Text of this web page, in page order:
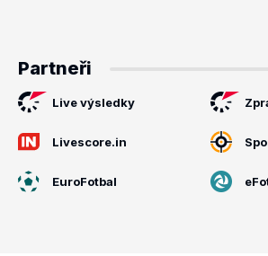
Partneři
Live výsledky
Livescore.in
EuroFotbal